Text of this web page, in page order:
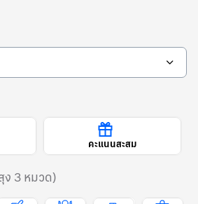
คะแนนสะสม
ง 3 หมวด)